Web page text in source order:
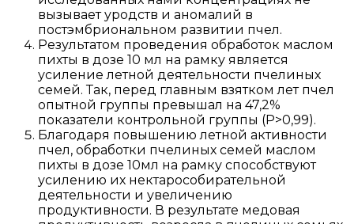
вызывает уродств и аномалий в
постэмбриональном развитии пчел.
Результатом проведения обработок маслом
пихты в дозе 10 мл на рамку является
усиление летной деятельности пчелиных
семей. Так, перед главным взятком лет пчел
опытной группы превышал на 47,2%
показатели контрольной группы (P>0,99).
Благодаря повышению летной активности
пчел, обработки пчелиных семей маслом
пихты в дозе 10мл на рамку способствуют
усилению их нектарособирательной
деятельности и увеличению
продуктивности. В результате медовая